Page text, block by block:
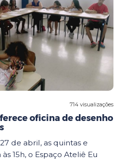
714 visualizações
oficina de desenho
de abril, as quintas e
às 15h, o Espaço Ateliê Eu